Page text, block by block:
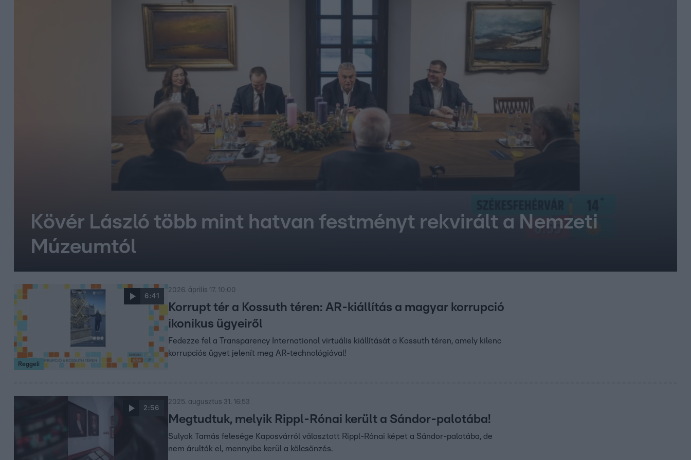
Kövér László több mint hatvan festményt rekvirált a Nemzeti
Múzeumtól
6:41
Reggeli
2026. április 17. 10:00
Korrupt tér a Kossuth téren: AR-kiállítás a magyar korrupció
ikonikus ügyeiről
Fedezze fel a Transparency International virtuális kiállítását a Kossuth téren, amely kilenc
korrupciós ügyet jelenít meg AR-technológiával!
2:56
2025. augusztus 31. 16:53
Megtudtuk, melyik Rippl-Rónai került a Sándor-palotába!
Sulyok Tamás felesége Kaposvárról választott Rippl-Rónai képet a Sándor-palotába, de
nem árulták el, mennyibe kerül a kölcsönzés.